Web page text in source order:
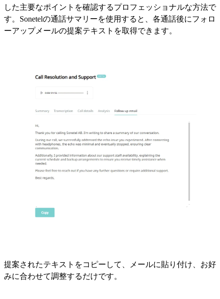
した主要なポイントを確認するプロフェッショナルな方法で
す。Sonetelの通話サマリーを使用すると、各通話後にフォロ
ーアップメールの提案テキストを取得できます。
提案されたテキストをコピーして、メールに貼り付け、お好
みに合わせて調整するだけです。